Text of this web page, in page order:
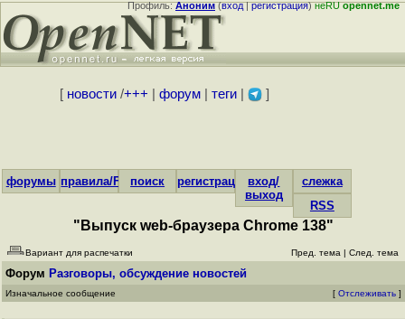
Профиль:Аноним(вход|регистрация)неRUopennet.me
[ новости/+++ форум| теги| ]
форумы правила/FAQпоиск регистрациявход/
выход
слежка
RSS
"Выпуск web-браузера Chrome 138"
Вариант для распечатки Пред. тема | След. тема
Форум Разговоры, обсуждение новостей
Изначальное сообщение [ Отслеживать ]